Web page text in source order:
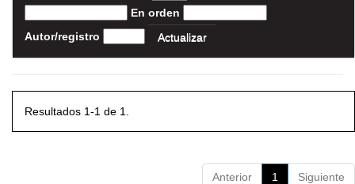
En orden
Autor/registro
Resultados 1-1 de 1.
Anterior 1 Siguiente